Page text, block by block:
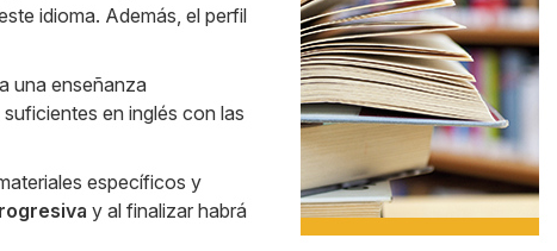
idioma. Además, el perfil
una enseñanza
en inglés con las
específicos y
y al finalizar habrá